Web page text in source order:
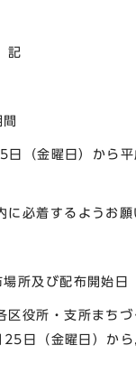
金曜日）から平
するようお願い
所及び配布開始日
役所・支所まちづ
日（金曜日）から